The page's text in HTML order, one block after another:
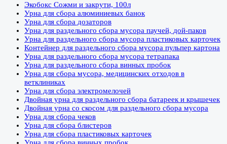
Экобокс Сожми и закрути, 100л
Урна для сбора алюминиевых банок
Урна для сбора дозаторов
Урна для раздельного сбора мусора паучей, дой-паков
Урна для раздельного сбора мусора пластиковых карточек
Контейнер для раздельного сбора мусора пульпер картона
Урна для раздельного сбора мусора тетрапака
Урна для раздельного сбора винных пробок
Урна для сбора мусора, медицинских отходов в
ветклиниках
Урна для сбора электромелочей
Двойная урна для раздельного сбора батареек и крышечек
Двойная урна со скосом для раздельного сбора мусора
Урна для сбора чеков
Урна для сбора блистеров
Урна для сбора пластиковых карточек